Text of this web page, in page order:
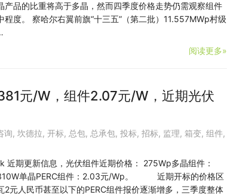
产品的比重将高于多晶，然而四季度价格走势仍需观察组件
程度。 察哈尔右翼前旗“十三五”（第二批）11.557MWp村级
阅读更多»
元/W，组件2.07元/W，近期光伏
询, 坎德拉, 开标, 总包, 总承包, 投标, 招标, 监理, 箱变, 组件,
近期更新信息，光伏组件近期价格： 275Wp多晶组件：
单晶PERC组件：2.03元/Wp。 近期开标的价格区
2元人民币甚至以下的PERC组件报价逐渐增多，三季度整体